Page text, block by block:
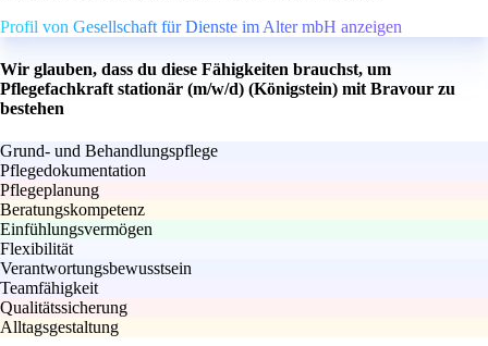
Profil von Gesellschaft für Dienste im Alter mbH anzeigen
Wir glauben, dass du diese Fähigkeiten brauchst, um
Pflegefachkraft stationär (m/w/d) (Königstein) mit Bravour zu
bestehen
Grund- und Behandlungspflege
Pflegedokumentation
Pflegeplanung
Beratungskompetenz
Einfühlungsvermögen
Flexibilität
Verantwortungsbewusstsein
Teamfähigkeit
Qualitätssicherung
Alltagsgestaltung